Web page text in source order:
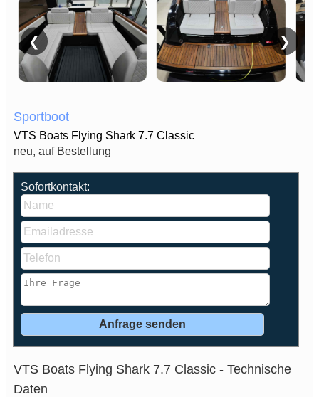
❮ ❯
Sportboot
VTS Boats Flying Shark 7.7 Classic
neu, auf Bestellung
Sofortkontakt:
VTS Boats Flying Shark 7.7 Classic - Technische
Daten